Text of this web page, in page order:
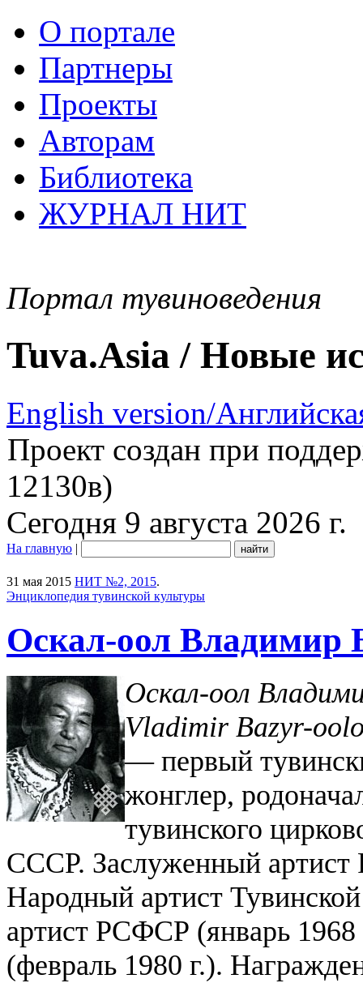
О портале
Партнеры
Проекты
Авторам
Библиотека
ЖУРНАЛ НИТ
Портал тувиноведения
Tuva.Asia / Новые
English version/
Проект создан при
12130в)
Сегодня 9 августа 2026 г.
На главную |
31 мая 2015 НИТ №2, 2015.
Энциклопедия тувинской культуры
Оскал-оол Владимир
Оскал-оол
Vladimir Bazyr-
— первый
жонглер,
тувинского
СССР. Заслуженный артист
Народный артист
артист РСФСР (январь
(февраль 1980 г.).